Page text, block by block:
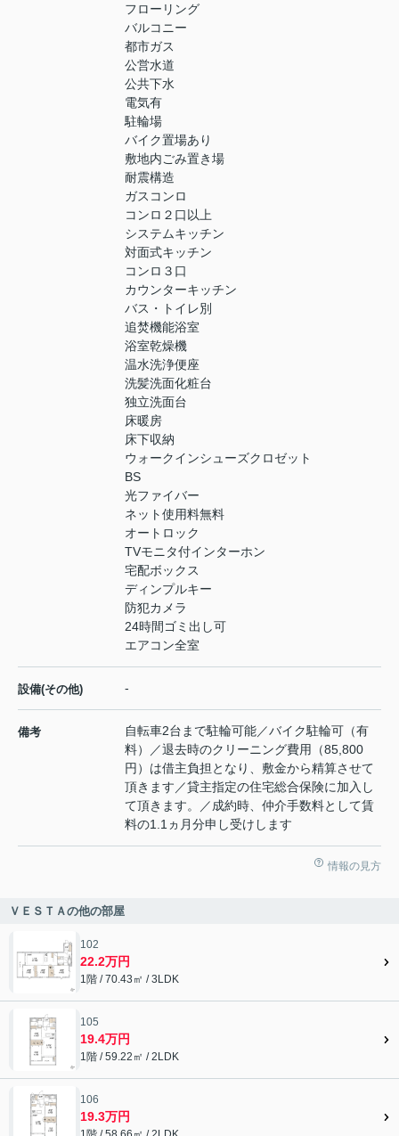
フローリング
バルコニー
都市ガス
公営水道
公共下水
電気有
駐輪場
バイク置場あり
敷地内ごみ置き場
耐震構造
ガスコンロ
コンロ２口以上
システムキッチン
対面式キッチン
コンロ３口
カウンターキッチン
バス・トイレ別
追焚機能浴室
浴室乾燥機
温水洗浄便座
洗髪洗面化粧台
独立洗面台
床暖房
床下収納
ウォークインシューズクロゼット
BS
光ファイバー
ネット使用料無料
オートロック
TVモニタ付インターホン
宅配ボックス
ディンプルキー
防犯カメラ
24時間ゴミ出し可
エアコン全室
設備(その他) -
備考
自転車2台まで駐輪可能／バイク駐輪可（有
料）／退去時のクリーニング費用（85,800
円）は借主負担となり、敷金から精算させて
頂きます／貸主指定の住宅総合保険に加入し
て頂きます。／成約時、仲介手数料として賃
料の1.1ヵ月分申し受けします
情報の見方
ＶＥＳＴＡの他の部屋
102
22.2万円
1階 / 70.43㎡ / 3LDK
105
19.4万円
1階 / 59.22㎡ / 2LDK
106
19.3万円